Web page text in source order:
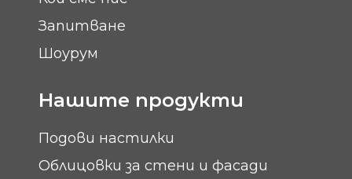
Запитване
Шоурум
Нашите продукти
Подови настилки
Облицовки за стени и фасади